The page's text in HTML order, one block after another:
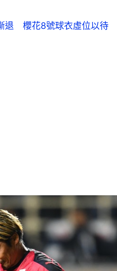
退　櫻花8號球衣虛位以待